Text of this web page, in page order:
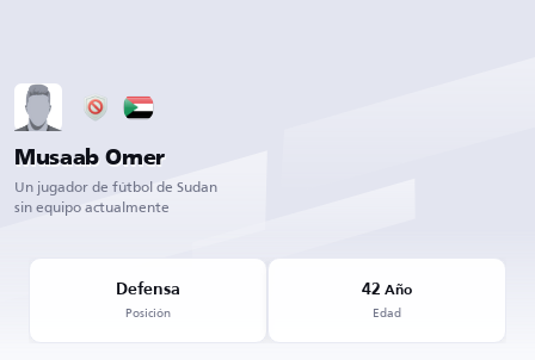
Musaab Omer
Un jugador de fútbol de Sudan
sin equipo actualmente
Defensa
Posición
42 Año
Edad